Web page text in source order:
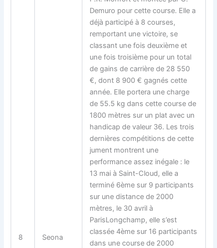
8 Seona
Demuro pour cette course. Elle a
déjà participé à 8 courses,
remportant une victoire, se
classant une fois deuxième et
une fois troisième pour un total
de gains de carrière de 28 550
€, dont 8 900 € gagnés cette
année. Elle portera une charge
de 55.5 kg dans cette course de
1800 mètres sur un plat avec un
handicap de valeur 36. Les trois
dernières compétitions de cette
jument montrent une
performance assez inégale : le
13 mai à Saint-Cloud, elle a
terminé 6ème sur 9 participants
sur une distance de 2000
mètres, le 30 avril à
ParisLongchamp, elle s’est
classée 4ème sur 16 participants
dans une course de 2000